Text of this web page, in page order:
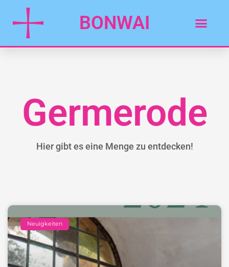
BONWAI
Germerode
Hier gibt es eine Menge zu entdecken!
Neuigkeiten